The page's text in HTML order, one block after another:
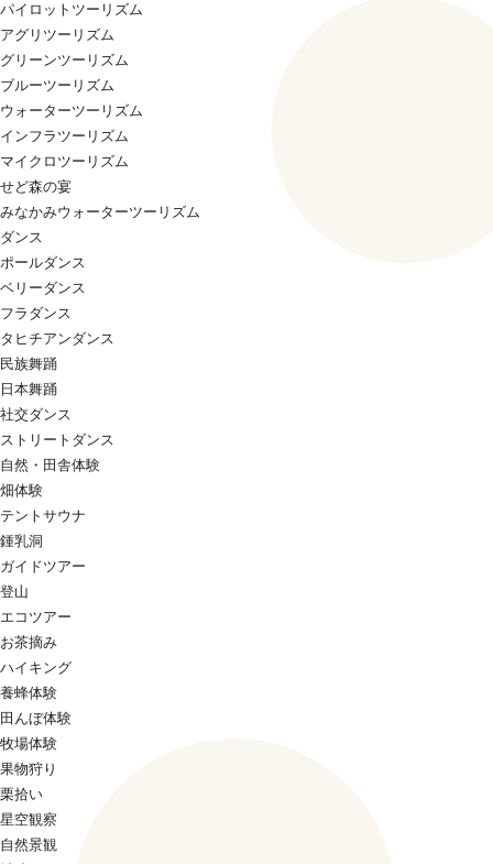
パイロットツーリズム
アグリツーリズム
グリーンツーリズム
ブルーツーリズム
ウォーターツーリズム
インフラツーリズム
マイクロツーリズム
せど森の宴
みなかみウォーターツーリズム
ダンス
ポールダンス
ベリーダンス
フラダンス
タヒチアンダンス
民族舞踊
日本舞踊
社交ダンス
ストリートダンス
自然・田舎体験
畑体験
テントサウナ
鍾乳洞
ガイドツアー
登山
エコツアー
お茶摘み
ハイキング
養蜂体験
田んぼ体験
牧場体験
果物狩り
栗拾い
星空観察
自然景観